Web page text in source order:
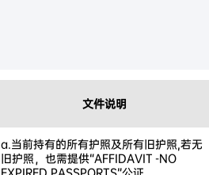
文件说明
a.当前持有的所有护照及所有旧护照,若无
旧护照，也需提供“AFFIDAVIT -NO